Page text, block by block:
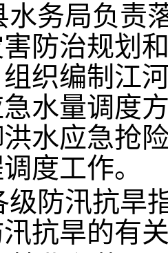
水务局负
防治规划
织编制江
水量调度
水应急抢
度工作。
级防汛抗
抗旱的有